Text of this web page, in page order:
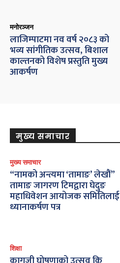
मनोरञ्जन
लाजिम्पाटमा नव वर्ष २०८३ को
भव्य सांगीतिक उत्सव, बिशाल
काल्तनको विशेष प्रस्तुति मुख्य
आकर्षण
मुख्य समाचार
मुख्य समाचार
“नामको अन्त्यमा ‘तामाङ’ लेखौं”
तामाङ जागरण टिमद्वारा घेदुङ
महाधिवेशन आयोजक समितिलाई
ध्यानाकर्षण पत्र
शिक्षा